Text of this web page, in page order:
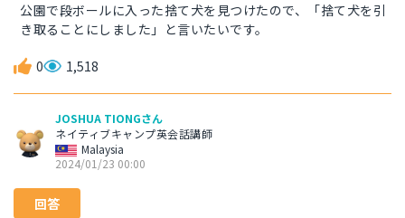
公園で段ボールに入った捨て犬を見つけたので、「捨て犬を引
き取ることにしました」と言いたいです。
0 1,518
JOSHUA TIONGさん
ネイティブキャンプ英会話講師
Malaysia
2024/01/23 00:00
回答